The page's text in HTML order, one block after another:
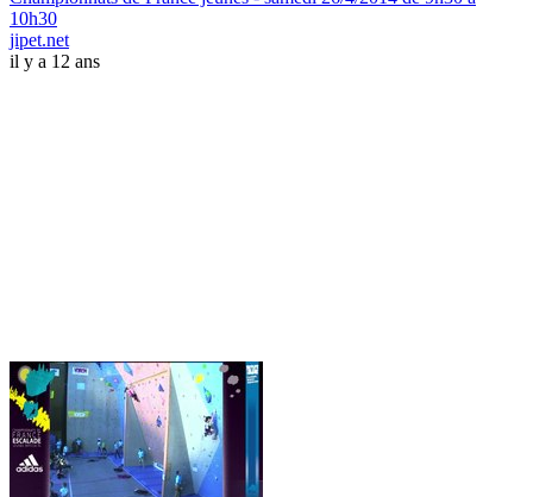
10h30
jipet.net
il y a 12 ans